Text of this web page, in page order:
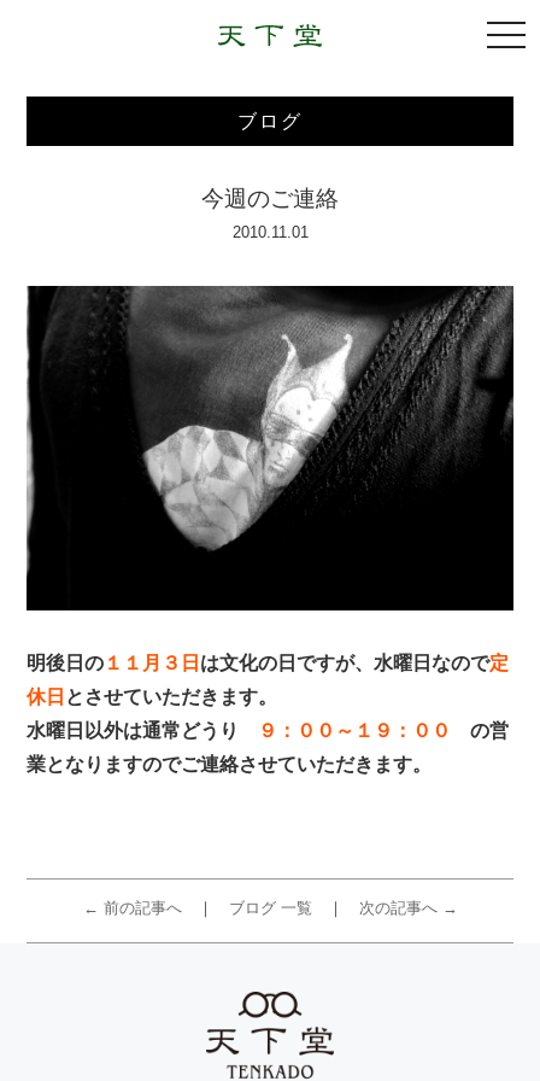
ブログ
今週のご連絡
2010.11.01
明後日の １１月３日 は文化の日ですが、水曜日なので定
休日 とさせていただきます。
水曜日以外は通常どうり
９：００～１９：００
の営
業となりますのでご連絡させていただきます。
← 前の記事へ ブログ 一覧 次の記事へ →